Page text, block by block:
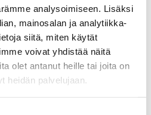
analysoimiseen. Lisäksi
mainosalan ja analytiikka-
siitä, miten käytät
voivat yhdistää näitä
olet antanut heille tai joita on
heidän palvelujaan.
hyötyjä ja
myös taloustieteellisiä